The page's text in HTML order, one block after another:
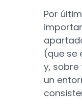
Por
(que se
y, sobre
un